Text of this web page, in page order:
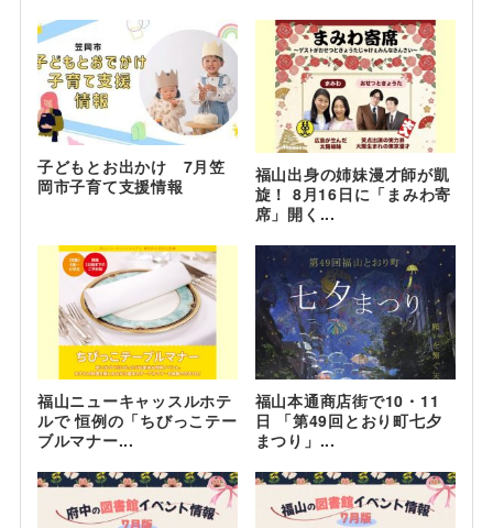
子どもとお出かけ 7月笠
岡市子育て支援情報
福山出身の姉妹漫才師が凱
旋！ 8月16日に「まみわ寄
席」開く...
福山ニューキャッスルホテ
ルで 恒例の「ちびっこテー
ブルマナー...
福山本通商店街で10・11
日 「第49回とおり町七夕
まつり」...